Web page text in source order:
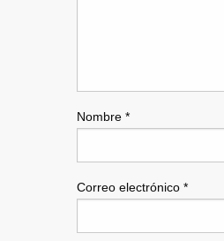
Nombre *
Correo electrónico *